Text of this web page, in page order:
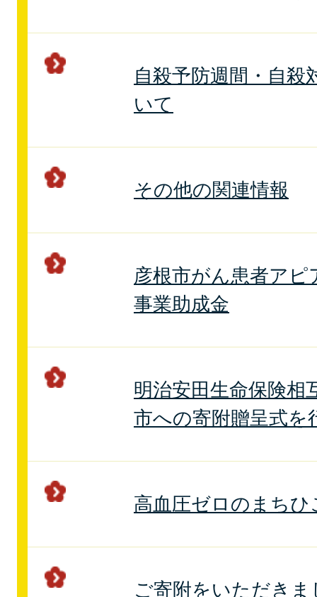
自殺予防週間・自殺
いて
その他の関連情報
彦根市がん患者ア
事業助成金
明治安田生命保険相
市への寄附贈呈式を
高血圧ゼロのまちひ
ご寄附をいただきま